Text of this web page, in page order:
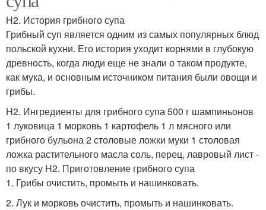
H2. История грибного супа
Грибный суп является одним из самых популярных блюд
польской кухни. Его история уходит корнями в глубокую
древность, когда люди еще не знали о таком продукте,
как мука, и основным источником питания были овощи и
грибы.
H2. Ингредиенты для грибного супа 500 г шампиньонов
1 луковица 1 морковь 1 картофель 1 л мясного или
грибного бульона 2 столовые ложки муки 1 столовая
ложка растительного масла соль, перец, лавровый лист -
по вкусу H2. Приготовление грибного супа
1. Грибы очистить, промыть и нашинковать.
2. Лук и морковь очистить, промыть и нашинковать.